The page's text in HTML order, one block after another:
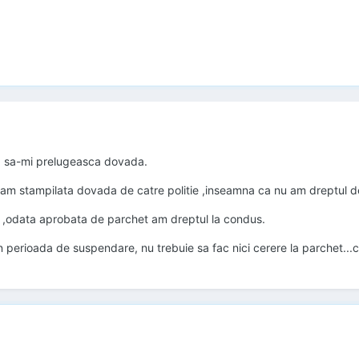
mi prelugeasca dovada.
stampilata dovada de catre politie ,inseamna ca nu am dreptul
aprobata de parchet am dreptul la condus.
de suspendare, nu trebuie sa fac nici cerere la